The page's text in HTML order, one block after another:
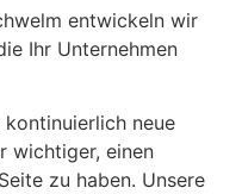
entwickeln wir
Ihr Unternehmen
neue
wichtiger, einen
zu haben. Unsere